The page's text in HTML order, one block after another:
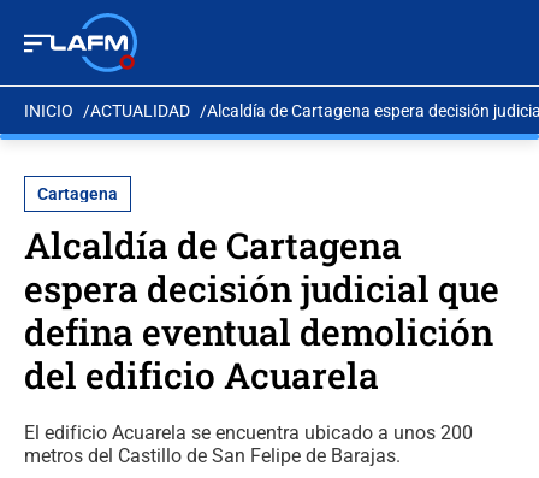
INICIO ACTUALIDAD Alcaldía de Cartagena espera decisión
Cartagena
Alcaldía de Cartagena
espera decisión judicial que
defina eventual demolición
del edificio Acuarela
El edificio Acuarela se encuentra ubicado a unos 200
metros del Castillo de San Felipe de Barajas.